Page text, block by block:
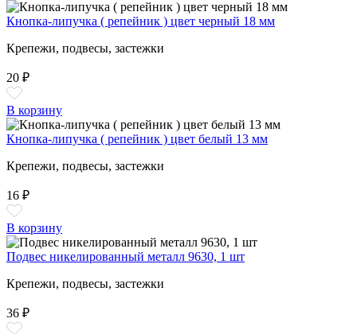
Кнопка-липучка ( репейник ) цвет черный 18 мм
Крепежи, подвесы, застежки
20 ₽
В корзину
Кнопка-липучка ( репейник ) цвет белый 13 мм
Крепежи, подвесы, застежки
16 ₽
В корзину
Подвес никелированный металл 9630, 1 шт
Крепежи, подвесы, застежки
36 ₽